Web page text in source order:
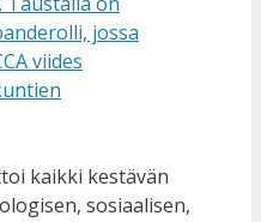
kaikki kestävän
sosiaalisen,